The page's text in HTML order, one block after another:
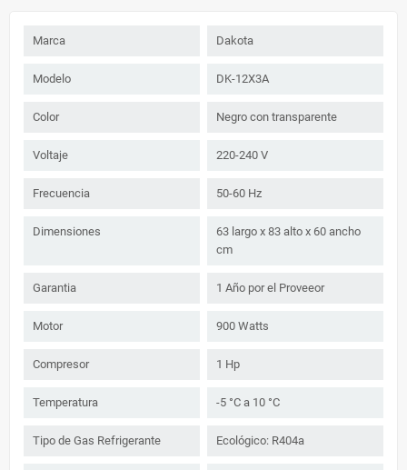
Marca Dakota
Modelo DK-12X3A
Color Negro con transparente
Voltaje 220-240 V
Frecuencia 50-60 Hz
Dimensiones
63 largo x 83 alto x 60 ancho
cm
Garantia 1 Año por el Proveeor
Motor 900 Watts
Compresor 1 Hp
Temperatura -5 °C a 10 °C
Tipo de Gas Refrigerante Ecológico: R404a